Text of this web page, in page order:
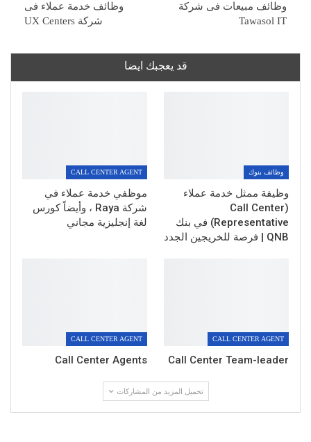
وظائف مبيعات فى شركة
Tawasol IT
وظائف خدمة عملاء فى
شركة UX Centers
قد يعجبك ايضا
وظائف بنوك
وظيفة ممثل خدمة عملاء
(Call Center
Representative) في بنك
QNB | فرصة للخريجين الجدد
CALL CENTER AGENT
موظفي خدمة عملاء في
شركة Raya ، وأيضاً كورس
لغة إنجليزية مجاني
CALL CENTER AGENT
Call Center Team-leader
CALL CENTER AGENT
Call Center Agents
تحميل المزيد من المشاركات